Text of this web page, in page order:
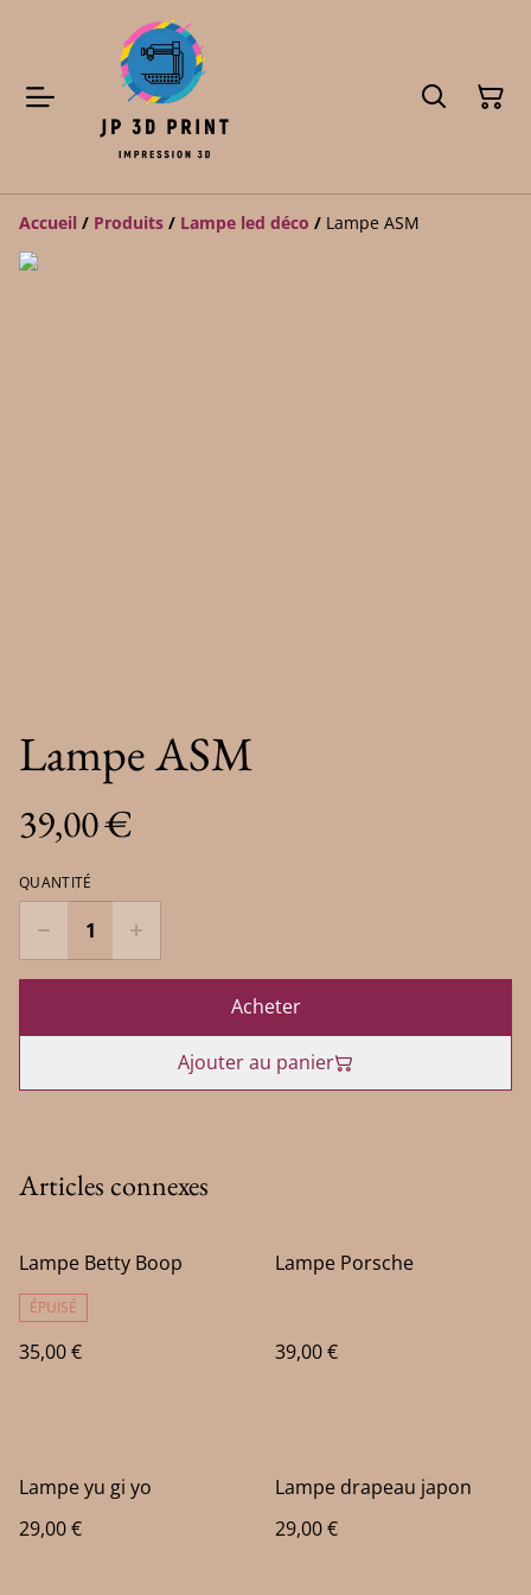
Accueil / Produits / Lampe led déco / Lampe ASM
Lampe ASM
39,00 €
QUANTITÉ
Acheter
Ajouter au panier
Articles connexes
Lampe Betty Boop
ÉPUISÉ
35,00 €
Lampe Porsche
39,00 €
Lampe yu gi yo
29,00 €
Lampe drapeau japon
29,00 €